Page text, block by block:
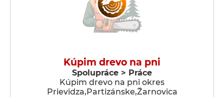
Kúpim drevo na pni
Spolupráce > Práce
Kúpim drevo na pni okres
Prievidza,Partizánske,Žarnovica